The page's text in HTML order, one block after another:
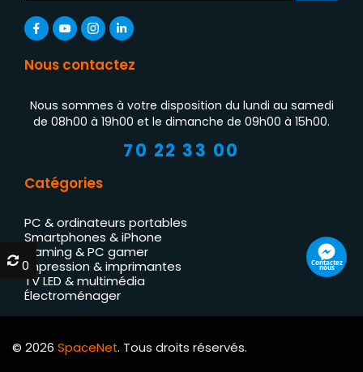
Nous contactez
Nous sommes à votre disposition du lundi au samedi
de 08h00 à 19h00 et le dimanche de 09h00 à 15h00.
70 22 33 00
Catégories
PC & ordinateurs portables
Smartphones & iPhone
Gaming & PC gamer
Impression & imprimantes
TV LED & multimédia
Électroménager
© 2026 SpaceNet. Tous droits réservés.
Contactez
nous
0
0